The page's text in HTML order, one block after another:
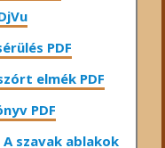
PDF
elmék PDF
PDF
szavak ablakok